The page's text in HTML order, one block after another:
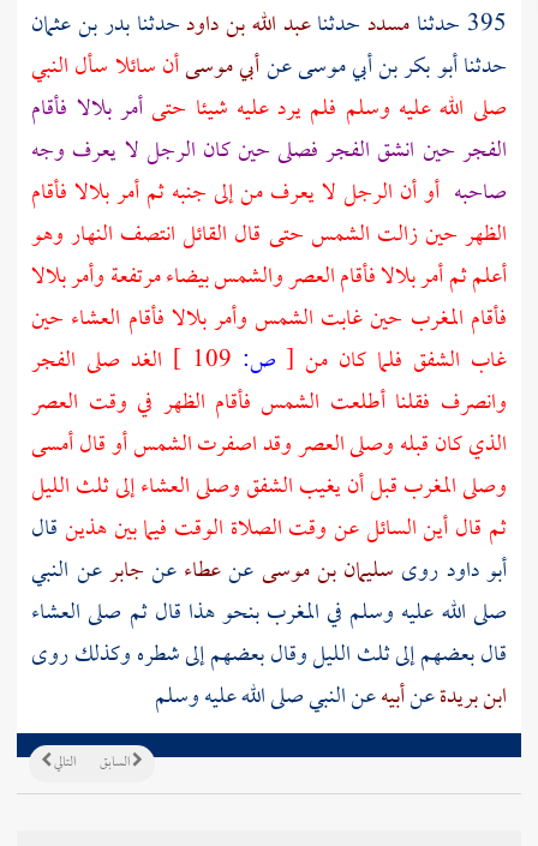
395 حدثنا مسددحدثناعبد الله بن داودحدثنابدر بن عثمان
حدثناأبو بكر بن أبي موسىعنأبي موسىأن سائلا سأل النبي
صلى الله عليه وسلم فلم يرد عليه شيئا حتىأمربلالا فأقام
الفجر حين انشق الفجر فصلى حين كان الرجل لا يعرف وجه
صاحبه أو أن الرجل لا يعرف من إلى جنبه ثم أمربلالافأقام
الظهر حين زالت الشمس حتى قال القائل انتصف النهار وهو
أعلم ثم أمربلالافأقام العصر والشمس بيضاء مرتفعة وأمربلالا
فأقام المغرب حين غابت الشمس وأمربلالافأقام العشاء حين
غاب الشفق فلما كان من [ ص:
الغد صلى الفجر
وانصرف فقلنا أطلعت الشمس فأقام الظهر في وقت العصر
الذي كان قبله وصلى العصر وقد اصفرت الشمس أو قال أمسى
وصلى المغرب قبل أن يغيب الشفق وصلى العشاء إلى ثلث الليل
ثم قال أين السائل عن وقت الصلاة الوقت فيما بين هذينقال
أبو داود روى سليمان بن موسىعنعطاءعنجابرعن النبي
صلى الله عليه وسلم في المغرب بنحو هذا قال ثم صلى العشاء
قال بعضهم إلى ثلث الليل وقال بعضهم إلى شطره وكذلك روى
ابن بريدةعنأبيهعن النبي صلى الله عليه وسلم
التالي السابق